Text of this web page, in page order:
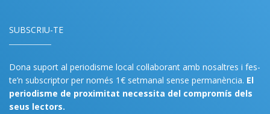
SUBSCRIU-TE
Dona suport al periodisme local col·laborant amb nosaltres i fes-
te’n subscriptor per només 1€ setmanal sense permanència. El
periodisme de proximitat necessita del compromís dels
seus lectors.